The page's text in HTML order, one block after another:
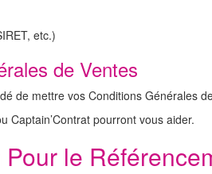
etc.)
de Ventes
de mettre vos Conditions Générales
Captain’Contrat pourront vous aider.
le